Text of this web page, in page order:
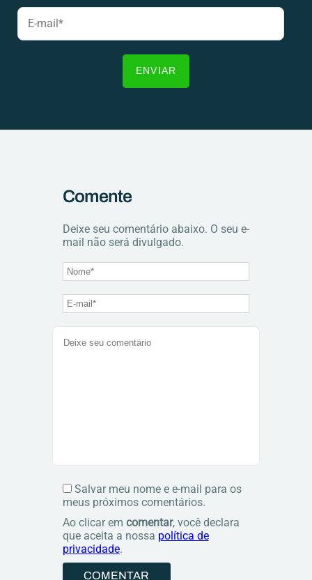
Comente
Deixe seu comentário abaixo. O seu e-
mail não será divulgado.
Salvar meu nome e e-mail para os
meus próximos comentários.
Ao clicar em comentar, você declara
que aceita a nossa política de
privacidade.